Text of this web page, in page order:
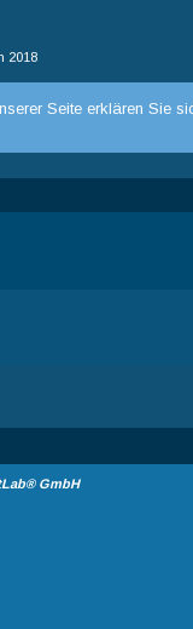
2018
Seite erklären Sie
GmbH